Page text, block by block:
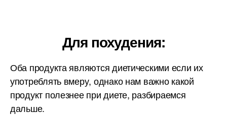
Для похудения:
Оба продукта являются диетическими если их
употреблять вмеру, однако нам важно какой
продукт полезнее при диете, разбираемся
дальше.